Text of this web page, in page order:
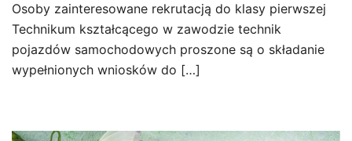
Osoby zainteresowane rekrutacją do klasy pierwszej
Technikum kształcącego w zawodzie technik
pojazdów samochodowych proszone są o składanie
wypełnionych wniosków do […]